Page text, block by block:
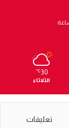
30
℃
الثلاثاء
تعليقات